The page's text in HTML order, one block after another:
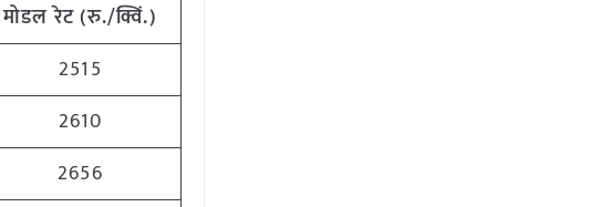
मोडल रेट (रु./क्विं.)
2515
2610
2656